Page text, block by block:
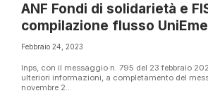
ANF Fondi di solidarietà e
compilazione flusso
causale
Febbraio 24, 2023
Inps, con il messaggio n. 795 del 23 febbraio
ulteriori informazioni, a completamento del
novembre 2...